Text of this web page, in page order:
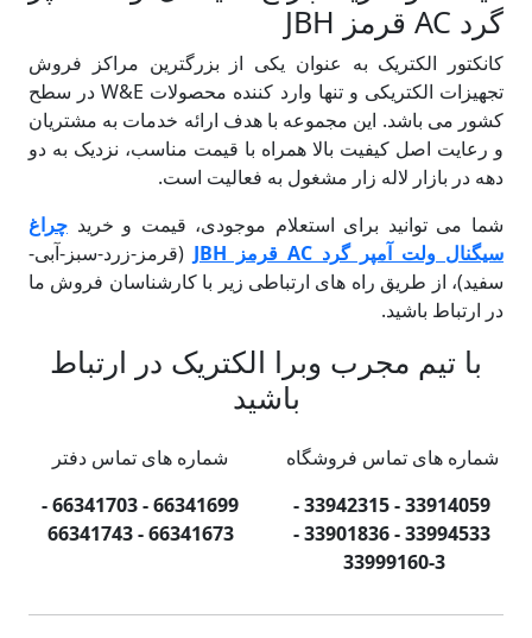
گرد AC قرمز JBH
کانکتور الکتریک به عنوان یکی از بزرگترین مراکز فروش
تجهیزات الکتریکی و تنها وارد کننده محصولات W&E در سطح
کشور می باشد. این مجموعه با هدف ارائه خدمات به مشتریان
و رعایت اصل کیفیت بالا همراه با قیمت مناسب، نزدیک به دو
دهه در بازار لاله زار مشغول به فعالیت است.
شما می توانید برای استعلام موجودی، قیمت و خرید چراغ
سیگنال ولت آمپر گرد AC قرمز JBH
(قرمز-زرد-سبز-آبی-
سفید)، از طریق راه های ارتباطی زیر با کارشناسان فروش ما
در ارتباط باشید.
با تیم مجرب وبرا الکتریک در ارتباط
باشید
شماره های تماس فروشگاه
33914059 - 33942315 -
33994533 - 33901836 -
33999160-3 ​
شماره های تماس دفتر
66341699 - 66341703 -
66341673 - 66341743